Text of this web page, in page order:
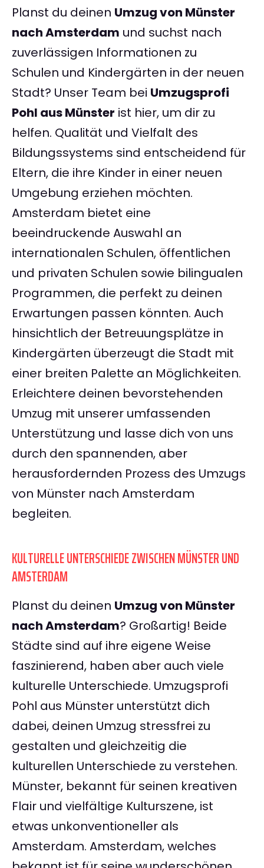
Planst du deinen Umzug von Münster
nach Amsterdam und suchst nach
zuverlässigen Informationen zu
Schulen und Kindergärten in der neuen
Stadt? Unser Team bei Umzugsprofi
Pohl aus Münster ist hier, um dir zu
helfen. Qualität und Vielfalt des
Bildungssystems sind entscheidend für
Eltern, die ihre Kinder in einer neuen
Umgebung erziehen möchten.
Amsterdam bietet eine
beeindruckende Auswahl an
internationalen Schulen, öffentlichen
und privaten Schulen sowie bilingualen
Programmen, die perfekt zu deinen
Erwartungen passen könnten. Auch
hinsichtlich der Betreuungsplätze in
Kindergärten überzeugt die Stadt mit
einer breiten Palette an Möglichkeiten.
Erleichtere deinen bevorstehenden
Umzug mit unserer umfassenden
Unterstützung und lasse dich von uns
durch den spannenden, aber
herausfordernden Prozess des Umzugs
von Münster nach Amsterdam
begleiten.
KULTURELLE UNTERSCHIEDE ZWISCHEN MÜNSTER UND
AMSTERDAM
Planst du deinen Umzug von Münster
nach Amsterdam? Großartig! Beide
Städte sind auf ihre eigene Weise
faszinierend, haben aber auch viele
kulturelle Unterschiede. Umzugsprofi
Pohl aus Münster unterstützt dich
dabei, deinen Umzug stressfrei zu
gestalten und gleichzeitig die
kulturellen Unterschiede zu verstehen.
Münster, bekannt für seinen kreativen
Flair und vielfältige Kulturszene, ist
etwas unkonventioneller als
Amsterdam. Amsterdam, welches